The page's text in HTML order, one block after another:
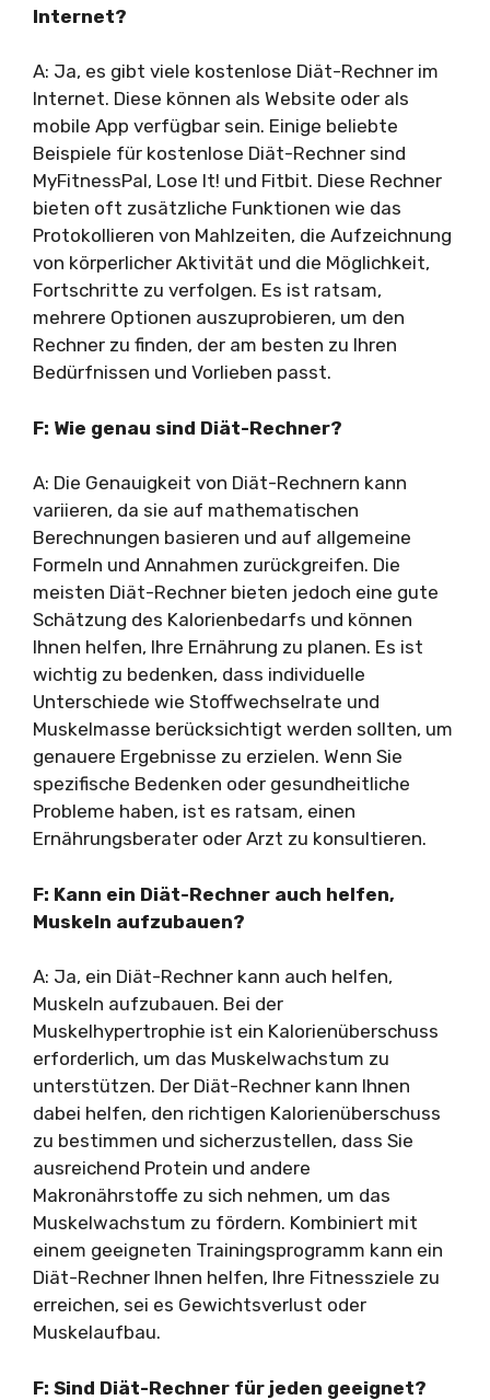
Internet?
A: Ja, es gibt viele kostenlose Diät-Rechner im
Internet. Diese können als Website oder als
mobile App verfügbar sein. Einige beliebte
Beispiele für kostenlose Diät-Rechner sind
MyFitnessPal, Lose It! und Fitbit. Diese Rechner
bieten oft zusätzliche Funktionen wie das
Protokollieren von Mahlzeiten, die Aufzeichnung
von körperlicher Aktivität und die Möglichkeit,
Fortschritte zu verfolgen. Es ist ratsam,
mehrere Optionen auszuprobieren, um den
Rechner zu finden, der am besten zu Ihren
Bedürfnissen und Vorlieben passt.
F: Wie genau sind Diät-Rechner?
A: Die Genauigkeit von Diät-Rechnern kann
variieren, da sie auf mathematischen
Berechnungen basieren und auf allgemeine
Formeln und Annahmen zurückgreifen. Die
meisten Diät-Rechner bieten jedoch eine gute
Schätzung des Kalorienbedarfs und können
Ihnen helfen, Ihre Ernährung zu planen. Es ist
wichtig zu bedenken, dass individuelle
Unterschiede wie Stoffwechselrate und
Muskelmasse berücksichtigt werden sollten, um
genauere Ergebnisse zu erzielen. Wenn Sie
spezifische Bedenken oder gesundheitliche
Probleme haben, ist es ratsam, einen
Ernährungsberater oder Arzt zu konsultieren.
F: Kann ein Diät-Rechner auch helfen,
Muskeln aufzubauen?
A: Ja, ein Diät-Rechner kann auch helfen,
Muskeln aufzubauen. Bei der
Muskelhypertrophie ist ein Kalorienüberschuss
erforderlich, um das Muskelwachstum zu
unterstützen. Der Diät-Rechner kann Ihnen
dabei helfen, den richtigen Kalorienüberschuss
zu bestimmen und sicherzustellen, dass Sie
ausreichend Protein und andere
Makronährstoffe zu sich nehmen, um das
Muskelwachstum zu fördern. Kombiniert mit
einem geeigneten Trainingsprogramm kann ein
Diät-Rechner Ihnen helfen, Ihre Fitnessziele zu
erreichen, sei es Gewichtsverlust oder
Muskelaufbau.
F: Sind Diät-Rechner für jeden geeignet?